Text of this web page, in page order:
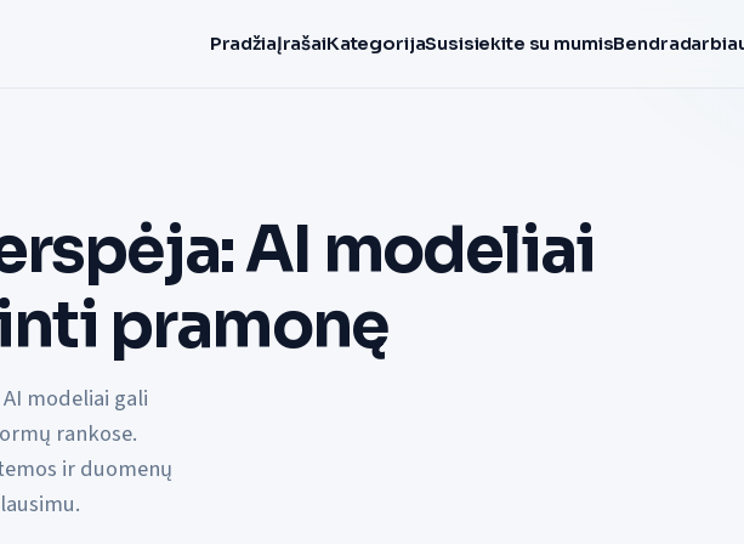
PradžiaĮrašaiKategorijaSusisiekite su mumis
AI modeliai
pramonę
modeliai gali
rankose.
ir duomenų